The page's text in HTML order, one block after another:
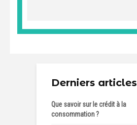
Derniers articles
Que savoir sur le crédit à la
consommation ?